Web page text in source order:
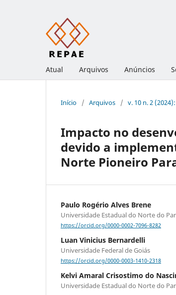
Atual Arquivos Anúncios
Início / Arquivos / v. 10 n. 2
Impacto no
devido a
Norte Pioneiro
Paulo Rogério Alves Brene
Universidade Estadual do Norte do
https://orcid.org/0000-0002-7096-8282
Luan Vinicius Bernardelli
Universidade Federal de Goiás
https://orcid.org/0000-0003-1410-2318
Kelvi Amaral Crisostimo do
Universidade Estadual do Norte do